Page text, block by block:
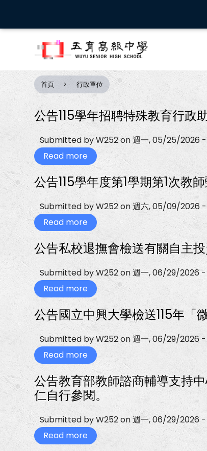
主
導
航
連
結
首頁 行政單位
公告115學年招聘特殊教育行政
Submitted byW252on週一, 05/25/2026
Read more about
公
115
學
招
聘
特
殊
育
行
助
理
簡
章
份，
如
附
件。
公告115學年度第1學期第1次教
Submitted byW252on週六, 05/09/2026 -
Read more about
公
115
學
度
第
學
期
第
1
次
教
師
甄
選
簡
章
1
份，
如
附
件。
公告私校退撫會檢送有關自主
Submitted byW252on週一, 06/29/2026 -
Read more about
公
告
私
校
撫
會
檢
送
有
關
自
主
投
資
平
台
投
資
公告國立中興大學檢送115年「
Submitted byW252on週一, 06/29/2026 -
Read more about
公
告
國
立
中
興
大
學
檢
115
公告教育部教師諮商輔導支持
仁自行參閱。
Submitted byW252on週一, 06/29/2026 -
Read more about
公